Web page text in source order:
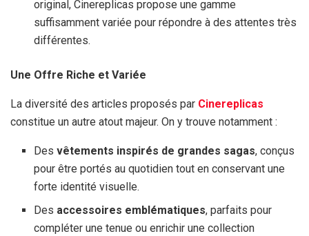
original, Cinereplicas propose une gamme
suffisamment variée pour répondre à des attentes très
différentes.
Une Offre Riche et Variée
La diversité des articles proposés par Cinereplicas
constitue un autre atout majeur. On y trouve notamment :
Desvêtements inspirés de grandes sagas, conçus
pour être portés au quotidien tout en conservant une
forte identité visuelle.
Des accessoires emblématiques, parfaits pour
compléter une tenue ou enrichir une collection